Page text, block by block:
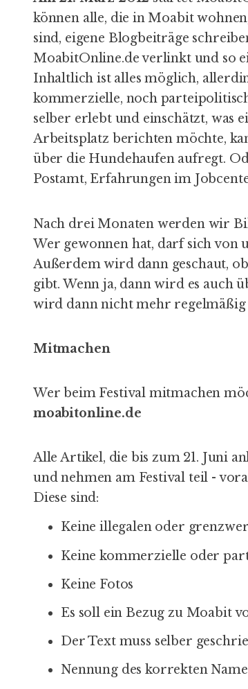
können alle, die in Moabit
sind, eigene Blogbeiträge
MoabitOnline.de verlinkt und so
Inhaltlich ist alles möglich,
kommerzielle, noch
selber erlebt und einschätzt, was
Arbeitsplatz berichten möchte,
über die Hundehaufen aufregt.
Postamt, Erfahrungen im
Nach drei Monaten werden wir
Wer gewonnen hat, darf sich von
Außerdem wird dann geschaut,
gibt. Wenn ja, dann wird es auch
wird dann nicht mehr regelmäßig
Mitmachen
Wer beim Festival mitmachen
moabitonline.de
Alle Artikel, die bis zum 21. Juni
und nehmen am Festival teil -
Diese sind:
Keine illegalen oder
Keine kommerzielle oder
Keine Fotos
Es soll ein Bezug zu Moabit
Der Text muss selber
Nennung des korrekten